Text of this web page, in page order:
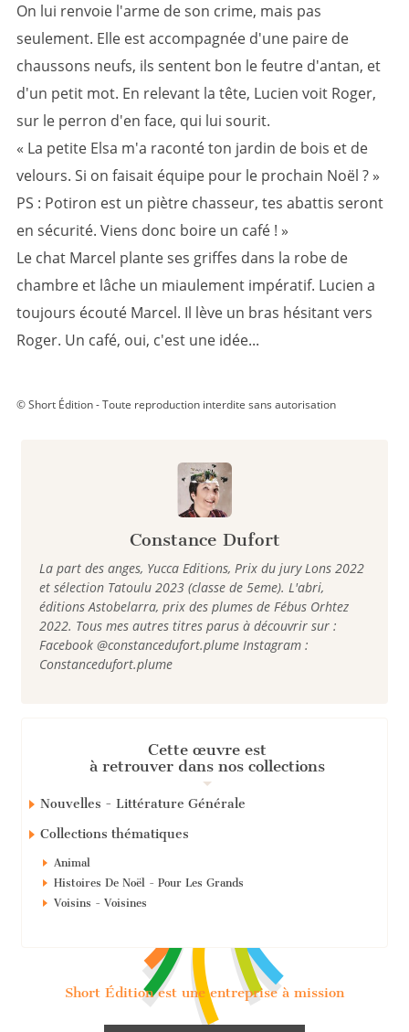
Constance Dufort
La part des anges, Yucca Editions, Prix du jury Lons 2022
et sélection Tatoulu 2023 (classe de 5eme). L'abri,
éditions Astobelarra, prix des plumes de Fébus Orhtez
2022. Tous mes autres titres parus à découvrir sur :
Facebook @constancedufort.plume Instagram :
Constancedufort.plume
Cette œuvre est
à retrouver dans nos collections
Nouvelles - Littérature Générale
Collections thématiques
Animal
Histoires De Noël - Pour Les Grands
Voisins - Voisines
On lui renvoie l'arme de son crime, mais pas
seulement. Elle est accompagnée d'une paire de
chaussons neufs, ils sentent bon le feutre d'antan, et
d'un petit mot. En relevant la tête, Lucien voit Roger,
sur le perron d'en face, qui lui sourit.
« La petite Elsa m'a raconté ton jardin de bois et de
velours. Si on faisait équipe pour le prochain Noël ? »
PS : Potiron est un piètre chasseur, tes abattis seront
en sécurité. Viens donc boire un café ! »
Le chat Marcel plante ses griffes dans la robe de
chambre et lâche un miaulement impératif. Lucien a
toujours écouté Marcel. Il lève un bras hésitant vers
Roger. Un café, oui, c'est une idée...
© Short Édition - Toute reproduction interdite sans autorisation
Short Édition est une entreprise à mission